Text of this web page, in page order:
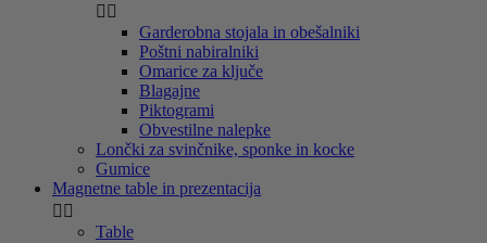
 
Garderobna stojala in obešalniki
Poštni nabiralniki
Omarice za ključe
Blagajne
Piktogrami
Obvestilne nalepke
Lončki za svinčnike, sponke in kocke
Gumice
Magnetne table in prezentacija
 
Table